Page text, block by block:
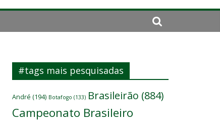
#tags mais pesquisadas
André (194) Botafogo (133) Brasileirão (884)
Campeonato Brasileiro